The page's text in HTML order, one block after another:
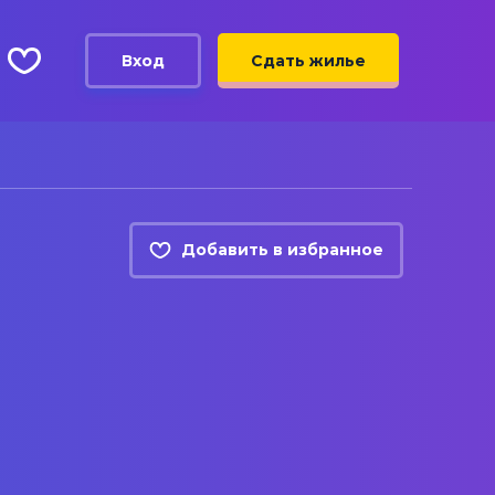
Вход Сдать жилье
Добавить в избранное